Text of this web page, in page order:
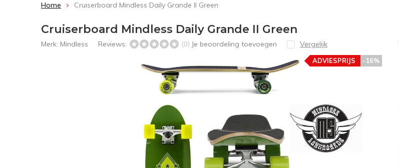
Home Cruiserboard Mindless Daily Grande II Green
Cruiserboard Mindless Daily Grande II Green
Merk: Mindless Reviews: (0) Je beoordeling toevoegen Vergelijk
-16%
ADVIESPRIJS